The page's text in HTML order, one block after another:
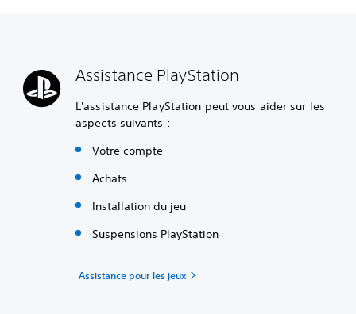
Assistance PlayStation
L'assistance PlayStation peut vous aider sur les
aspects suivants :
Votre compte
Achats
Installation du jeu
Suspensions PlayStation
Assistance pour les jeux